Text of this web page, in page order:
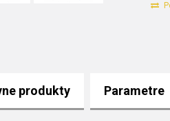
produkty Parametre